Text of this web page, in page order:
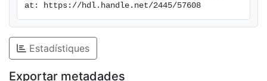
at: https://hdl.handle.net/2445/57608
Estadístiques
Exportar metadades